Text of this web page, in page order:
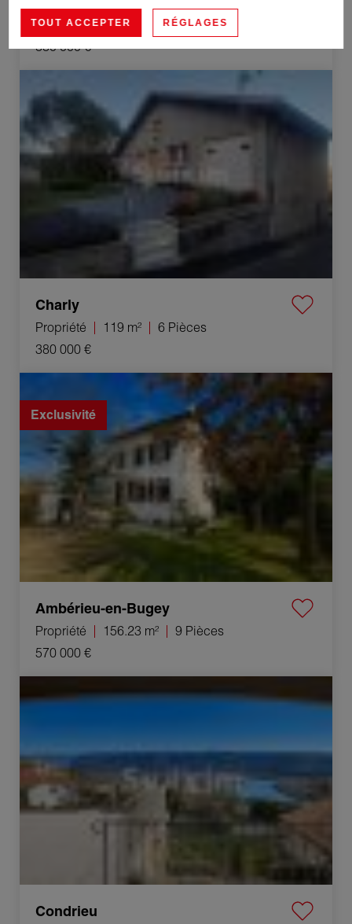
Propriété 157 m²
12 Pièces
880 000 €
Charly
Propriété 119 m²
6 Pièces
380 000 €
Vente Propriété Ambérieu-en-Bugey 9 Pièces 156.23 m²
Exclusivité
Ambérieu-en-Bugey
Propriété 156.23 m²
9 Pièces
570 000 €
Condrieu
TOUT ACCEPTER RÉGLAGES